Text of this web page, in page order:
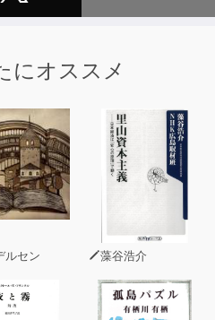
にオススメ
ルセン 藻谷浩介